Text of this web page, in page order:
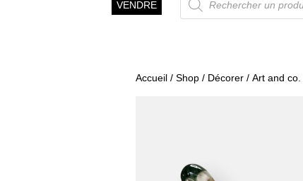
VENDRE
de
produits
Accueil / Shop / Décorer / Art and co.